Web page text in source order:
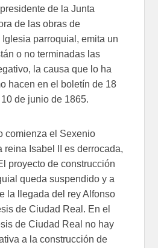
de la Junta
de las obras de
parroquial, emita un
o no terminadas las
la causa que lo ha
hacen en el boletín de 18
de junio de 1865.
comienza el Sexenio
reina Isabel II es derrocada,
proyecto de construcción
queda suspendido y a
la llegada del rey Alfonso
de Ciudad Real. En el
de Ciudad Real no hay
a la construcción de